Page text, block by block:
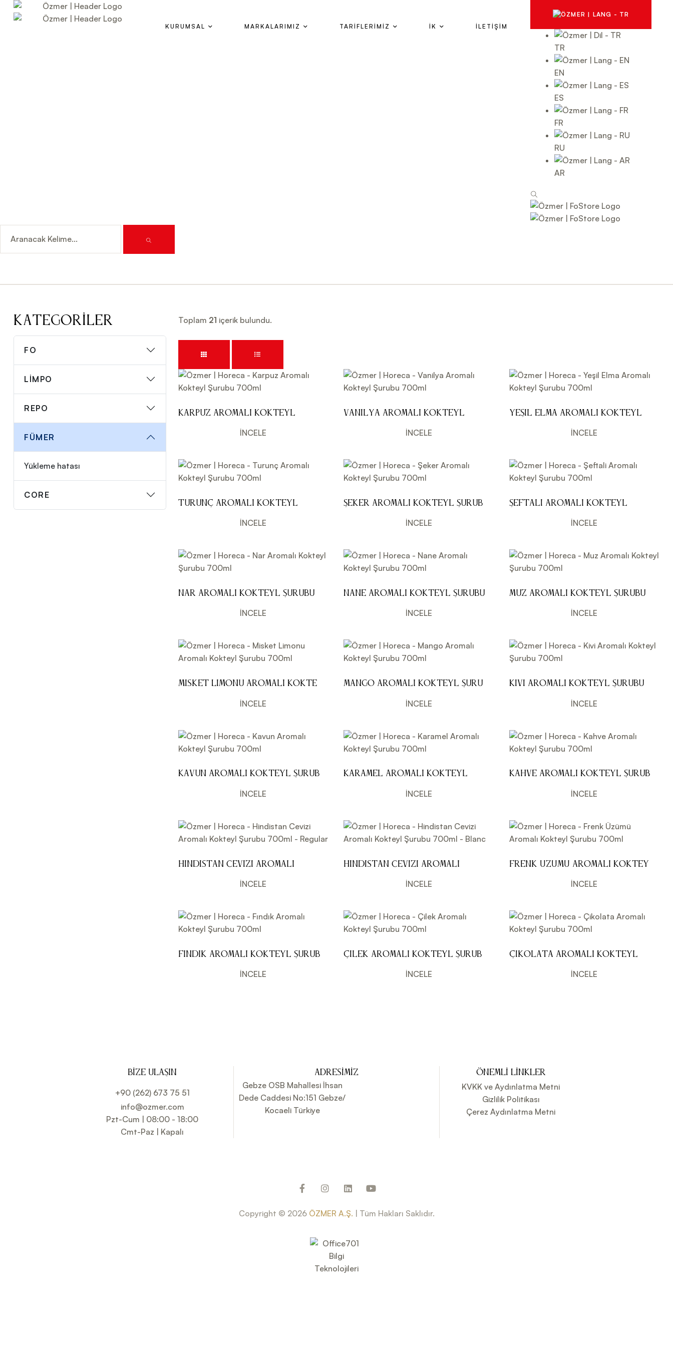
KURUMSAL MARKALARIMIZ TARİFLERİMİZ İK İLETİŞİM
TR
EN
ES
FR
RU
AR
Kategoriler
FO
LİMPO
REPO
FÜMER
Yükleme hatası
CORE
Toplam 21 içerik bulundu.
Karpuz Aromalı Kokteyl
İNCELE
Vanilya Aromalı Kokteyl
İNCELE
Yeşil Elma Aromalı Kokteyl
İNCELE
Turunç Aromalı Kokteyl
İNCELE
Şeker Aromalı Kokteyl Şurubu
İNCELE
Şeftali Aromalı Kokteyl
İNCELE
Nar Aromalı Kokteyl Şurubu
İNCELE
Nane Aromalı Kokteyl Şurubu
İNCELE
Muz Aromalı Kokteyl Şurubu
İNCELE
Misket Limonu Aromalı Kokteyl
İNCELE
Mango Aromalı Kokteyl Şurubu
İNCELE
Kivi Aromalı Kokteyl Şurubu
İNCELE
Kavun Aromalı Kokteyl Şurubu
İNCELE
Karamel Aromalı Kokteyl
İNCELE
Kahve Aromalı Kokteyl Şurubu
İNCELE
Hindistan Cevizi Aromalı
İNCELE
Hindistan Cevizi Aromalı
İNCELE
Frenk Üzümü Aromalı Kokteyl
İNCELE
Fındık Aromalı Kokteyl Şurubu
İNCELE
Çilek Aromalı Kokteyl Şurubu
İNCELE
Çikolata Aromalı Kokteyl
İNCELE
BIZE ULAŞIN
+90 (262) 673 75 51
info@ozmer.com
Pzt-Cum | 08:00 - 18:00
Cmt-Paz | Kapalı
ADRESIMIZ
Gebze OSB Mahallesi İhsan
Dede Caddesi No:151 Gebze/
Kocaeli Türkiye
ÖNEMLI LINKLER
KVKK ve Aydınlatma Metni
Gizlilik Politikası
Çerez Aydınlatma Metni
Copyright © 2026 ÖZMER A.Ş. | Tüm Hakları Saklıdır.